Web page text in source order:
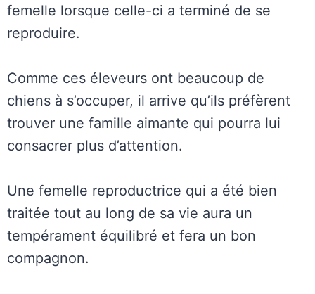
femelle lorsque celle-ci a terminé de se
reproduire.
Comme ces éleveurs ont beaucoup de
chiens à s’occuper, il arrive qu’ils préfèrent
trouver une famille aimante qui pourra lui
consacrer plus d’attention.
Une femelle reproductrice qui a été bien
traitée tout au long de sa vie aura un
tempérament équilibré et fera un bon
compagnon.